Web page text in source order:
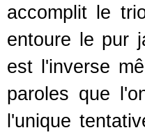
accomplit le
entoure le pur
est l'inverse
paroles que
l'unique